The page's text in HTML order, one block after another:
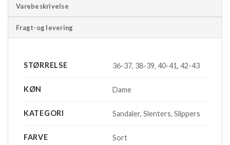
Varebeskrivelse
Fragt-og levering
STØRRELSE 36-37, 38-39, 40-41, 42-43
KØN Dame
KATEGORI Sandaler, Slenters, Slippers
FARVE Sort